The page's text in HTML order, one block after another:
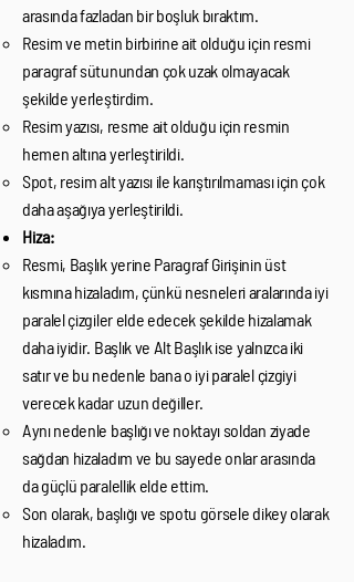
arasında fazladan bir boşluk bıraktım.
Resim ve metin birbirine ait olduğu için resmi
paragraf sütunundan çok uzak olmayacak
şekilde yerleştirdim.
Resim yazısı, resme ait olduğu için resmin
hemen altına yerleştirildi.
Spot, resim alt yazısı ile karıştırılmaması için çok
daha aşağıya yerleştirildi.
Hiza:
Resmi, Başlık yerine Paragraf Girişinin üst
kısmına hizaladım, çünkü nesneleri aralarında iyi
paralel çizgiler elde edecek şekilde hizalamak
daha iyidir. Başlık ve Alt Başlık ise yalnızca iki
satır ve bu nedenle bana o iyi paralel çizgiyi
verecek kadar uzun değiller.
Aynı nedenle başlığı ve noktayı soldan ziyade
sağdan hizaladım ve bu sayede onlar arasında
da güçlü paralellik elde ettim.
Son olarak, başlığı ve spotu görsele dikey olarak
hizaladım.